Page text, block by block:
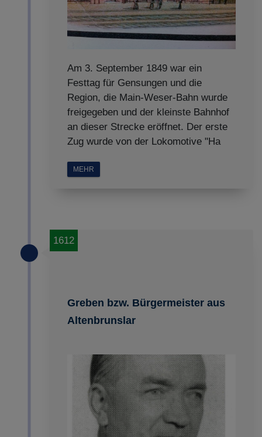
Am 3. September 1849 war ein
Festtag für Gensungen und die
Region, die Main-Weser-Bahn wurde
freigegeben und der kleinste Bahnhof
an dieser Strecke eröffnet. Der erste
Zug wurde von der Lokomotive "Ha
MEHR
Greben bzw. Bürgermeister aus
Altenbrunslar
1612
Details anzeigen
Impressum|Datenschutz